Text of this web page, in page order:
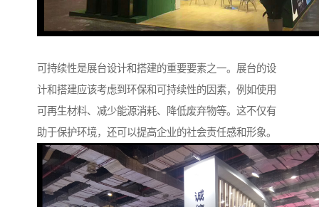
可持续性是展台设计和搭建的重要要素之一。展台的设
计和搭建应该考虑到环保和可持续性的因素，例如使用
可再生材料、减少能源消耗、降低废弃物等。这不仅有
助于保护环境，还可以提高企业的社会责任感和形象。